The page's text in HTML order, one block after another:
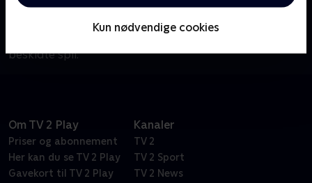
Kun nødvendige cookies
lande store aftaler. I denne bidende, uærbødige og
satiriske skildring af forretningernes USA spiller
beskidte spil.
Om TV 2 Play
Priser og abonnement
Her kan du se TV 2 Play
Gavekort til TV 2 Play
Kanaler
TV 2
TV 2 Sport
TV 2 News